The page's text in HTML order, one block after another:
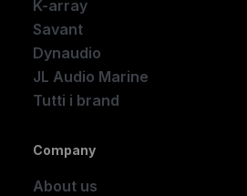
K-array
Savant
Dynaudio
JL Audio Marine
Tutti i brand
Company
About us